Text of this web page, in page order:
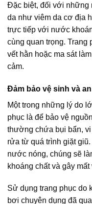
Đặc biệt, đối với những
da như viêm da cơ địa
trực tiếp với nước
cùng quan trọng. Trang
vết hằn hoặc ma sát
cảm.
Đảm bảo vệ sinh và
Một trong những lý do
phục là để bảo vệ
thường chứa bụi bẩn,
rửa từ quá trình giặt
nước nóng, chúng sẽ
khoáng chất và gây
Sử dụng trang phục do
bơi chuyên dụng đã